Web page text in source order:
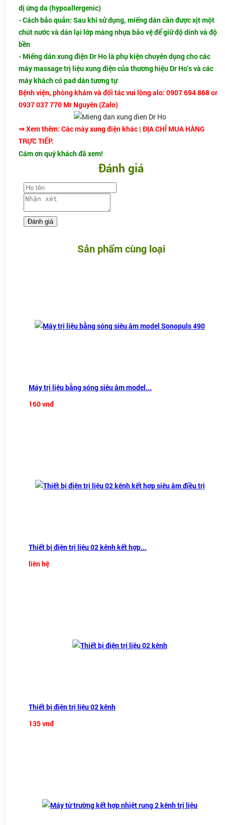
dị ứng da (hypoallergenic)
- Cách bảo quản: Sau khi sử dụng, miếng dán cần được xịt một
chút nước và dán lại lớp màng nhựa bảo vệ để giữ độ dính và độ
bền
- Miếng dán xung điện Dr Ho là phụ kiện chuyên dụng cho các
máy massage trị liệu xung điện của thương hiệu Dr Ho's và các
máy khách có pad dán tương tự
Bệnh viện, phòng khám và đối tác vui lòng alo: 0907 694 868 or
0937 037 770 Mr Nguyên (Zalo)
⇒ Xem thêm: Các máyxung điện khác | ĐỊA CHỈ MUA HÀNG
TRỰC TIẾP.
Cám ơn quý khách đã xem!
Đánh giá
Sản phẩm cùng loại
Máy trị liệu bằng sóng siêu âm model...
160 vnđ
Thiết bị điện trị liệu 02 kênh kết hợp...
liên hệ
Thiết bị điện trị liệu 02 kênh
135 vnđ